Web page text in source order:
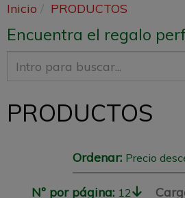
Inicio PRODUCTOS
Encuentra el regalo
PRODUCTOS
Ordenar: Precio
Nº por página: 12